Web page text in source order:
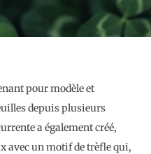
pour modèle et
depuis plusieurs
a également créé,
avec un motif de trèfle qui,